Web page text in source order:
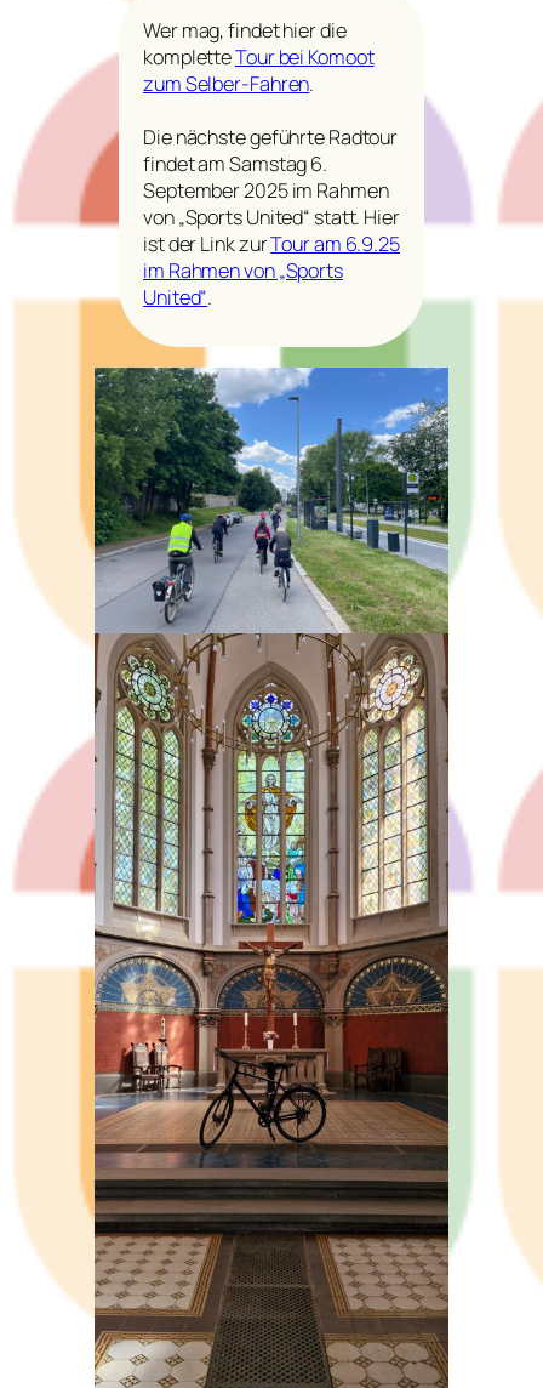
Wer mag, findet hier die
kompletteTour bei Komoot
zum Selber-Fahren.
Die nächste geführte Radtour
findet am Samstag 6.
September 2025 im Rahmen
von „Sports United“ statt. Hier
ist der Link zurTour am 6.9.25
im Rahmen von „Sports
United“.